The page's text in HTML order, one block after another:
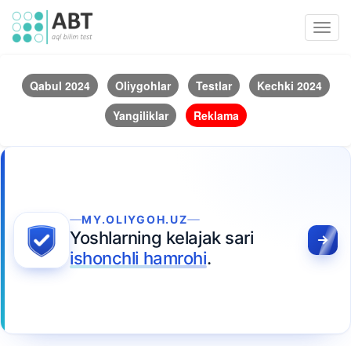
Qabul 2024 Oliygohlar Testlar
Kechki 2024
Yangiliklar
Reklama
MY.OLIYGOH.UZ
Yoshlarning kelajak sari
ishonchli hamrohi.